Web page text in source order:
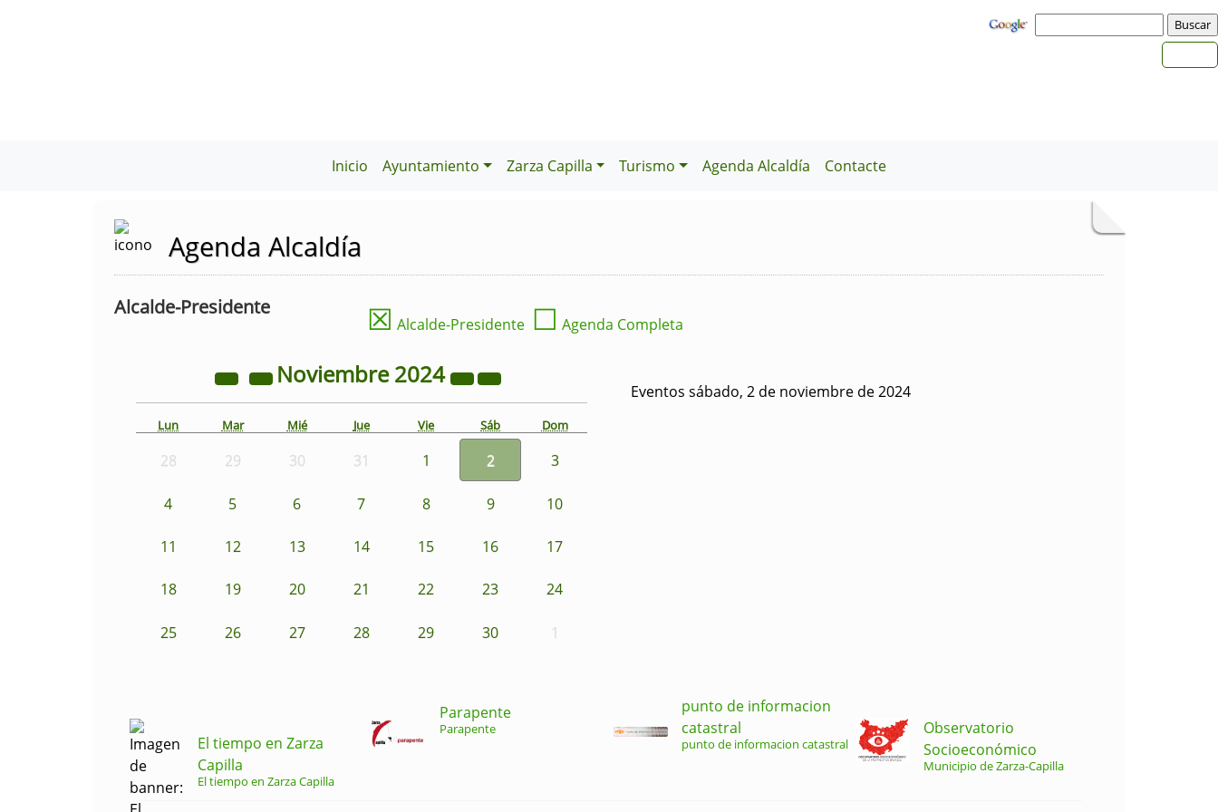
Inicio Ayuntamiento Zarza Capilla Turismo Agenda Alcaldía Contacte
Agenda Alcaldía
Alcalde-Presidente ☒ Alcalde-Presidente ☐ Agenda Completa
Noviembre2024
Lun Mar Mié Jue Vie Sáb Dom
28 29 30 31 1 2 3
4 5 6 7 8 9 10
11 12 13 14 15 16 17
18 19 20 21 22 23 24
25 26 27 28 29 30 1
Eventos sábado, 2 de noviembre de 2024
El tiempo en Zarza
Capilla
El tiempo en Zarza Capilla
Parapente
Parapente
punto de informacion
catastral
punto de informacion catastral
Observatorio
Socioeconómico
Municipio de Zarza-Capilla